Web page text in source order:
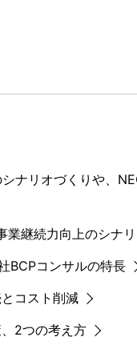
ナリオづくりや、
業継続力向上のシナ
BCPコンサルの特長
コスト削減
2つの考え方